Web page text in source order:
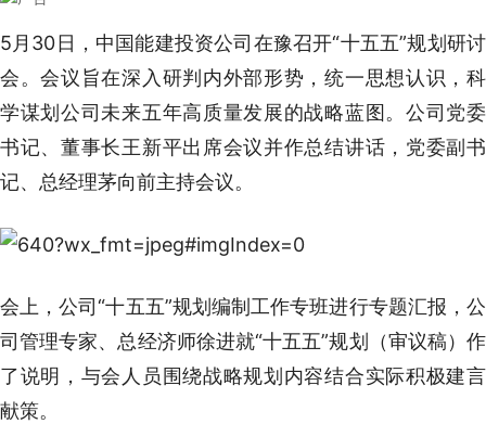
5月30日，中国能建投资公司在豫召开“十五五”规划研讨
会。会议旨在深入研判内外部形势，统一思想认识，科
学谋划公司未来五年高质量发展的战略蓝图。公司党委
书记、董事长王新平出席会议并作总结讲话，党委副书
记、总经理茅向前主持会议。
会上，公司“十五五”规划编制工作专班进行专题汇报，公
司管理专家、总经济师徐进就“十五五”规划（审议稿）作
了说明，与会人员围绕战略规划内容结合实际积极建言
献策。